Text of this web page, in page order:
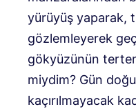
yürüyüş yaparak,
gözlemleyerek
gökyüzünün
miydim? Gün
kaçırılmayacak